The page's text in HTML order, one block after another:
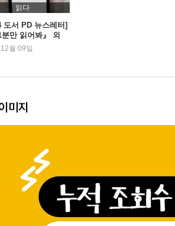
꺽 삼켜도 될까?
진 거 없어?”라고 여친이 물을 때 대처법
중국인들이 축구를 못하는 이유
왜 집에서 신발을 신을까?
되는 법
엘리베이터, 점프하면 살 수 있을까?
1분만 뺏는다
수가 경기 도중 화장실이 급하면 어떡할까?
는 꼭 뽑아야 할까?
읽다
도서 PD 뉴스레터]
만 읽어봐』 외
월 09일
미지